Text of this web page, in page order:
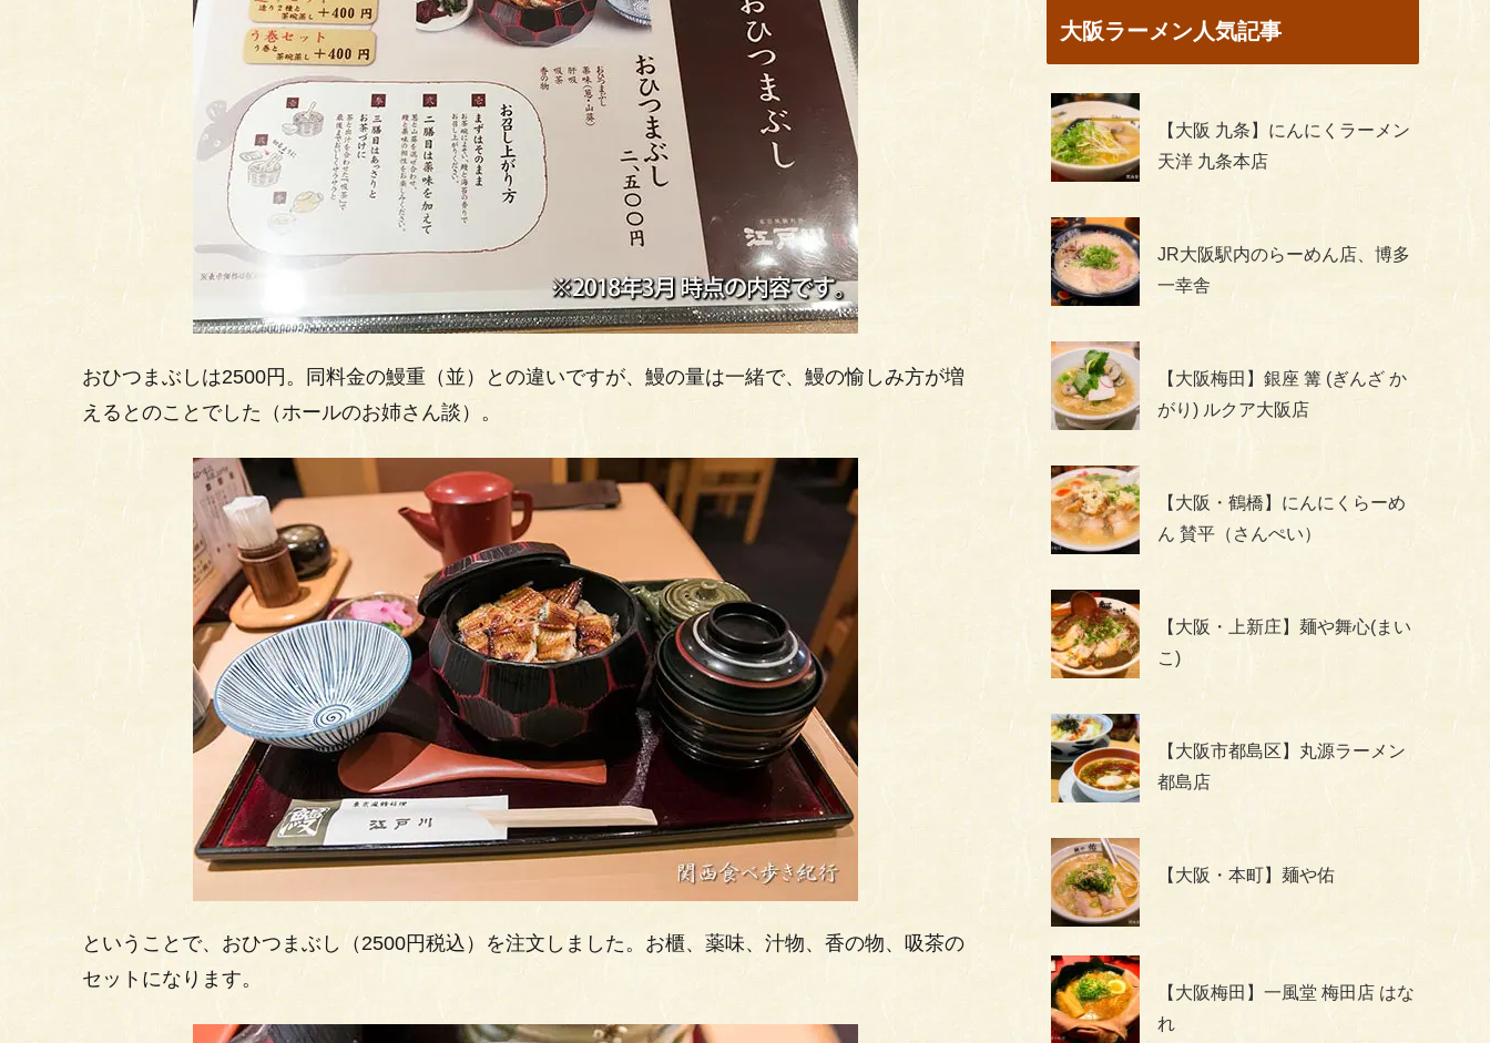
おひつまぶしは2500円。同料金の鰻重（並）との違いですが、鰻の量は一緒で、鰻の愉しみ方が増
えるとのことでした（ホールのお姉さん談）。
ということで、おひつまぶし（2500円税込）を注文しました。お櫃、薬味、汁物、香の物、吸茶の
セットになります。
大阪ラーメン人気記事
【大阪 九条】にんにくラーメン
天洋 九条本店
JR大阪駅内のらーめん店、博多
一幸舎
【大阪梅田】銀座 篝 (ぎんざ か
がり) ルクア大阪店
【大阪・鶴橋】にんにくらーめ
ん 賛平（さんぺい）
【大阪・上新庄】麺や舞心(まい
こ)
【大阪市都島区】丸源ラーメン
都島店
【大阪・本町】麺や佑
【大阪梅田】一風堂 梅田店 はな
れ